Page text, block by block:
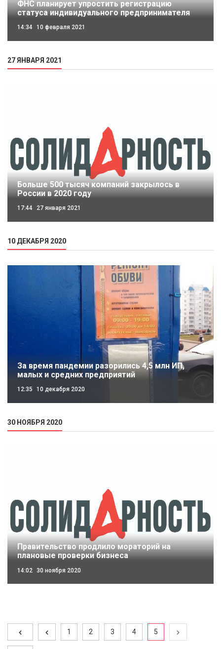
ФНС планирует упростить регистрацию
статуса индивидуального предпринимателя
14:34 10 февраля 2021
27 ЯНВАРЯ 2021
Больше 500 тысяч компаний закрылось в
России в 2020 году
17:44 27 января 2021
10 ДЕКАБРЯ 2020
За время пандемии разорились 4,5 млн ИП,
малых и средних предприятий
12:35 10 декабря 2020
30 НОЯБРЯ 2020
Правительство продлило мораторий на
плановые проверки бизнеса
14:02 30 ноября 2020
1 2 3 4 5